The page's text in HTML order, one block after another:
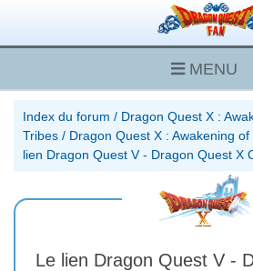
MENU
Index du forum / Dragon Quest X :
Tribes / Dragon Quest X : Awakening
lien Dragon Quest V - Dragon Quest X
Le lien Dragon Quest V -